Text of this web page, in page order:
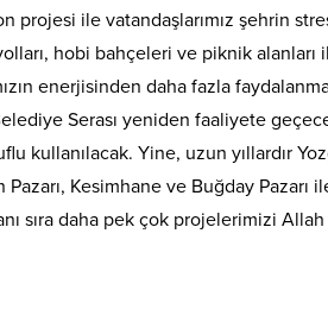
projesi ile vatandaşlarımız şehrin
hobi bahçeleri ve piknik alanları
enerjisinden daha fazla
Serası yeniden faaliyete
kullanılacak. Yine, uzun yıllardır
Kesimhane ve Buğday Pazarı
sıra daha pek çok projelerimizi